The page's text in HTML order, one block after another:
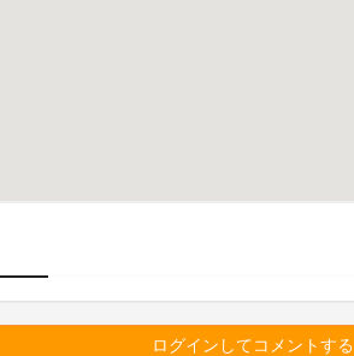
ログインしてコメントする